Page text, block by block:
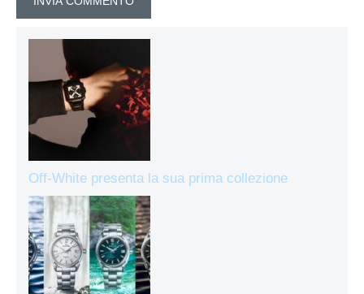
Off-White presenta la sua prima collezione